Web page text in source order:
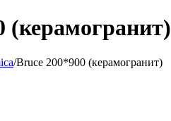
(керамогранит)
/Bruce 200*900 (керамогранит)